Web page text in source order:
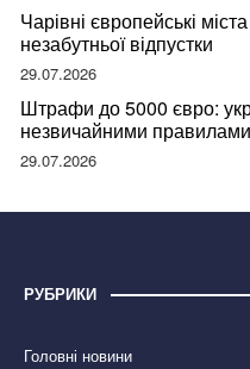
Чарівні європейські
незабутньої відпустки
29.07.2026
Штрафи до 5000 євро:
незвичайними
правдою
29.07.2026
РУБРИКИ
Головні новини